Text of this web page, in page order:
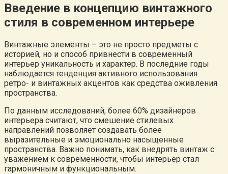
Введение в концепцию винтажного
стиля в современном интерьере
Винтажные элементы – это не просто предметы с
историей, но и способ привнести в современный
интерьер уникальность и характер. В последние годы
наблюдается тенденция активного использования
ретро- и винтажных акцентов как средства оживления
пространства.
По данным исследований, более 60% дизайнеров
интерьера считают, что смешение стилевых
направлений позволяет создавать более
выразительные и эмоционально насыщенные
пространства. Важно понимать, как внедрять винтаж с
уважением к современности, чтобы интерьер стал
гармоничным и функциональным.